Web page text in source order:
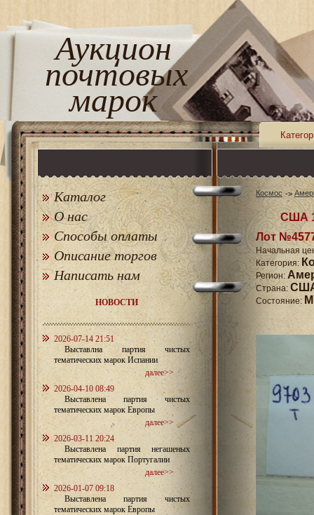
Аукцион
почтовых
марок
Каталог
О нас
Способы оплаты
Описание торгов
Написать нам
НОВОСТИ
2026-07-14 21:51
Выставлна партия чистых
тематических марок Испании
далее>>
2026-04-10 08:49
Выставлена партия чистых
тематических марок Европы
далее>>
2026-03-11 20:24
Выставлена партия негашеных
тематических марок Португалии
далее>>
2026-01-07 09:18
Выставлена партия чистых
тематических марок Европы
Космос
США
Лот
Начальная
Категория:
Регион:
Страна:
Состояние: